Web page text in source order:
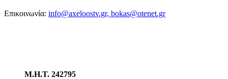
Επικοινωνία: info@axeloostv.gr, bokas@otenet.gr
Μ.Η.Τ. 242795